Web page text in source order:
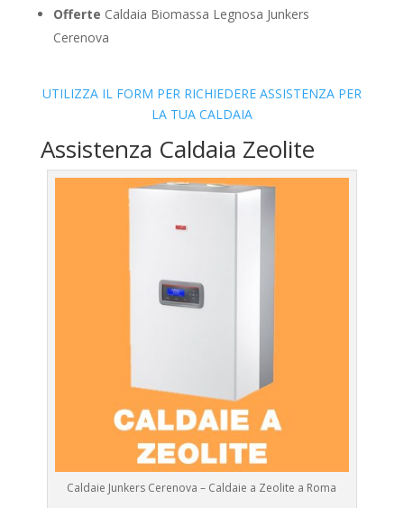
Offerte Caldaia Biomassa Legnosa Junkers
Cerenova
UTILIZZA IL FORM PER RICHIEDERE ASSISTENZA PER
LA TUA CALDAIA
Assistenza Caldaia Zeolite
Caldaie Junkers Cerenova – Caldaie a Zeolite a Roma